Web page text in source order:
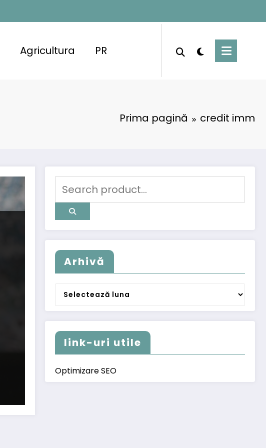
Agricultura PR
Prima pagină credit imm
Arhivă
Arhivă
link-uri utile
Optimizare SEO